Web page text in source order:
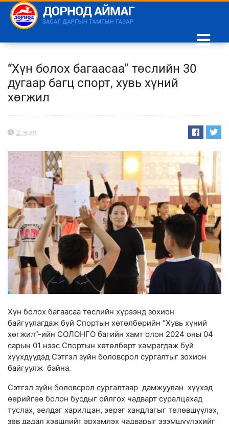
“Хүн болох багаасаа” төслийн 30
дугаар багц спорт, хувь хүний
хөгжил
2 жил
Хүн болох багаасаа төслийн хүрээнд зохион
байгуулагдаж буй Спортын хөтөлбөрийн “Хувь хүний
хөгжил”-ийн СОЛОНГО багийн хамт олон 2024 оны 04
сарын 01 нээс Спортын хөтөлбөрт хамрагдаж буй
хүүхдүүдэд Сэтгэл зүйн боловсрол сургалтыг зохион
байгуулж байна.
Сэтгэл зүйн боловсрол сургалтаар дамжуулан хүүхэд
өөрийгөө болон бусдыг ойлгох чадварт суралцахад
туслах, эелдэг харилцан, эерэг хандлагыг төлөвшүүлэх,
зөв дадал хэвшлийг эрхэмлэх чадварыг эзэмшүүлэхийг